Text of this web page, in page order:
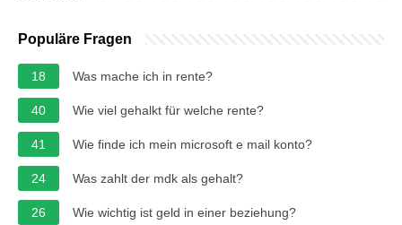
Populäre Fragen
18 Was mache ich in rente?
40 Wie viel gehalkt für welche rente?
41 Wie finde ich mein microsoft e mail konto?
24 Was zahlt der mdk als gehalt?
26 Wie wichtig ist geld in einer beziehung?